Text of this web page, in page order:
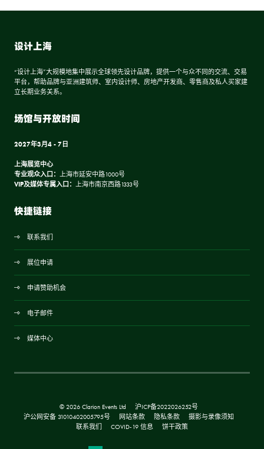
设计上海
“设计上海”大规模地集中展示全球领先设计品牌，提供一个与众不同的交流、交易
平台，帮助品牌与亚洲建筑师、室内设计师、房地产开发商、零售商及私人买家建
立长期业务关系。
场馆与开放时间
2027年3月4 - 7日
上海展览中心
专业观众入口： 上海市延安中路1000号
VIP及媒体专属入口： 上海市南京西路1333号
快捷链接
联系我们
展位申请
申请赞助机会
电子邮件
媒体中心
© 2026 Clarion Events Ltd
沪ICP备2022026252号
沪公网安备 31010402005795号
网站条款 隐私条款
摄影与录像须知
联系我们
COVID-19 信息 饼干政策